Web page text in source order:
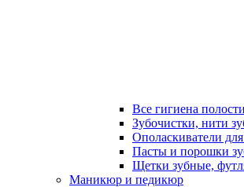
Все гигиена
Зубочистки, нити
Ополаскиватели
Пасты и порошки
Щетки зубные,
Маникюр и педикюр